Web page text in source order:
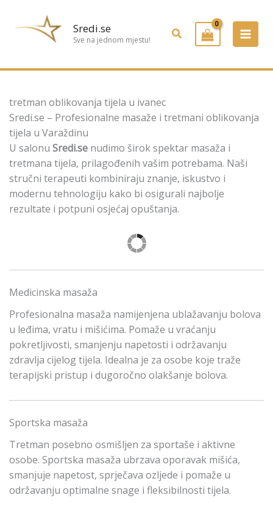
Sredi.se
Sve na jednom mjestu! Pretraživanje
tretman oblikovanja tijela u ivanec
Sredi.se – Profesionalne masaže i tretmani oblikovanja
tijela u Varaždinu
U salonu Sredi.se nudimo širok spektar masaža i
tretmana tijela, prilagođenih vašim potrebama. Naši
stručni terapeuti kombiniraju znanje, iskustvo i
modernu tehnologiju kako bi osigurali najbolje
rezultate i potpuni osjećaj opuštanja.
Medicinska masaža
Profesionalna masaža namijenjena ublažavanju bolova
u leđima, vratu i mišićima. Pomaže u vraćanju
pokretljivosti, smanjenju napetosti i održavanju
zdravlja cijelog tijela. Idealna je za osobe koje traže
terapijski pristup i dugoročno olakšanje bolova.
Sportska masaža
Tretman posebno osmišljen za sportaše i aktivne
osobe. Sportska masaža ubrzava oporavak mišića,
smanjuje napetost, sprječava ozljede i pomaže u
održavanju optimalne snage i fleksibilnosti tijela.